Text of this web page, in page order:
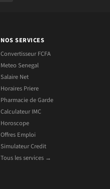
NOS SERVICES
Convertisseur FCFA
Meteo Senegal
Salaire Net
Horaires Priere
Pharmacie de Garde
Calculateur IMC
Horoscope
Offres Emploi
Simulateur Credit
Tous les services →